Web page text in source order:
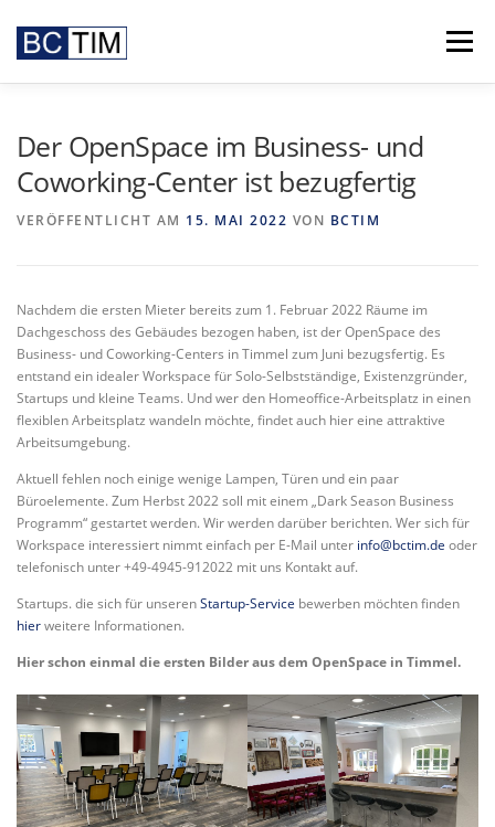
Inhalt
springen
Menü
Der OpenSpace im Business- und
Coworking-Center ist bezugfertig
VERÖFFENTLICHT AM 15. MAI 2022 VON BCTIM
Nachdem die ersten Mieter bereits zum 1. Februar 2022 Räume im
Dachgeschoss des Gebäudes bezogen haben, ist der OpenSpace des
Business- und Coworking-Centers in Timmel zum Juni bezugsfertig. Es
entstand ein idealer Workspace für Solo-Selbstständige, Existenzgründer,
Startups und kleine Teams. Und wer den Homeoffice-Arbeitsplatz in einen
flexiblen Arbeitsplatz wandeln möchte, findet auch hier eine attraktive
Arbeitsumgebung.
Aktuell fehlen noch einige wenige Lampen, Türen und ein paar
Büroelemente. Zum Herbst 2022 soll mit einem „Dark Season Business
Programm“ gestartet werden. Wir werden darüber berichten. Wer sich für
Workspace interessiert nimmt einfach per E-Mail unter info@bctim.de oder
telefonisch unter +49-4945-912022 mit uns Kontakt auf.
Startups. die sich für unserenStartup-Service bewerben möchten finden
hierweitere Informationen.
Hier schon einmal die ersten Bilder aus dem OpenSpace in Timmel.